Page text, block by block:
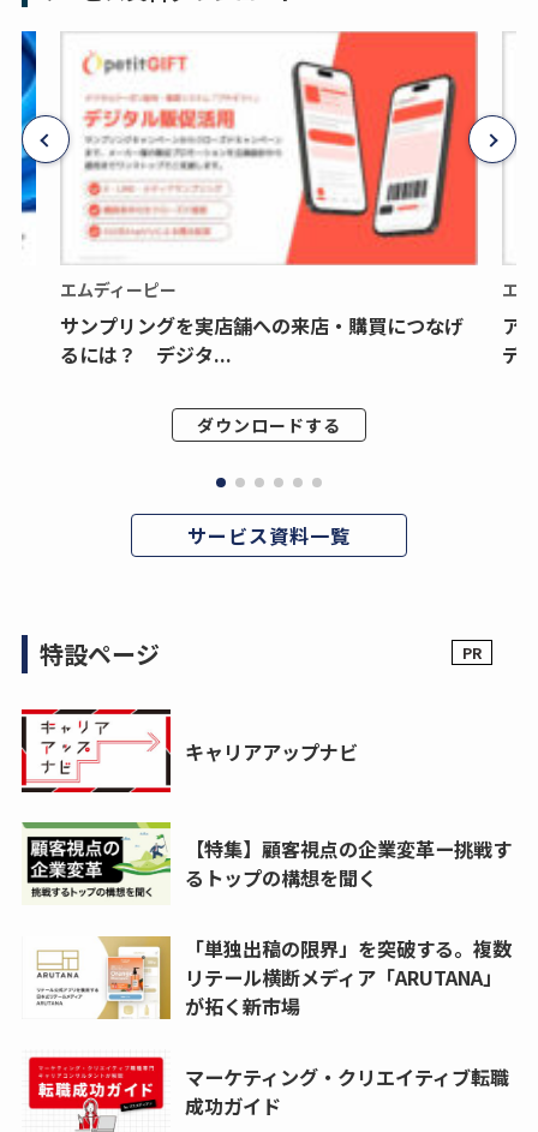
エムディーピー
サンプリングを実店舗への来店・購買につなげ
るには？ デジタ...
ダウンロードする
エ
ア
デ
サービス資料一覧
特設ページ
キャリアアップナビ
【特集】顧客視点の企業変革ー挑戦す
るトップの構想を聞く
「単独出稿の限界」を突破する。複数
リテール横断メディア「ARUTANA」
が拓く新市場
マーケティング・クリエイティブ転職
成功ガイド